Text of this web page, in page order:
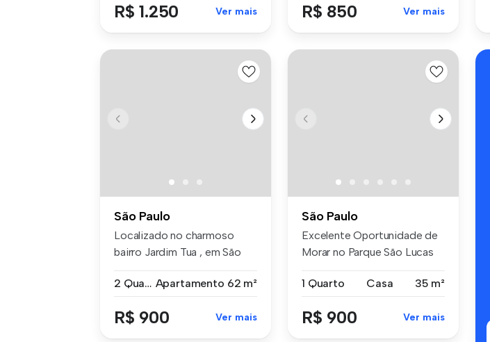
R$ 1.250 Ver mais R$ 850 Ver mais
São Paulo
Localizado no charmoso
bairro Jardim Tua , em São
2 Quartos Apartamento 62 m²
R$ 900 Ver mais
São Paulo
Excelente Oportunidade de
Morar no Parque São Lucas
1 Quarto
Casa 35 m²
R$ 900 Ver mais